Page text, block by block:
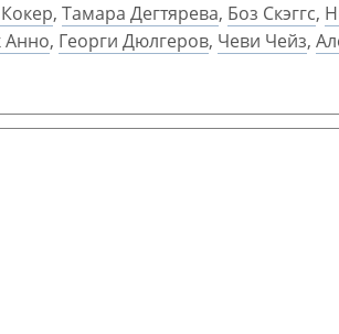
, Тамара Дегтярева, Боз Скэггс,
, Георги Дюлгеров, Чеви Чейз,